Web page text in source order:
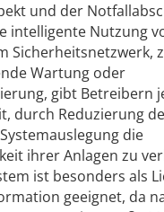
und der
intelligente Nutzung
Sicherheitsnetzwerk,
Wartung oder
gibt Betreibern
durch Reduzierung
die
ihrer Anlagen zu
ist besonders als
geeignet, da